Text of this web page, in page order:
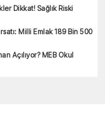
Dikkat! Sağlık Riski
Milli Emlak 189 Bin 500
Açılıyor? MEB Okul